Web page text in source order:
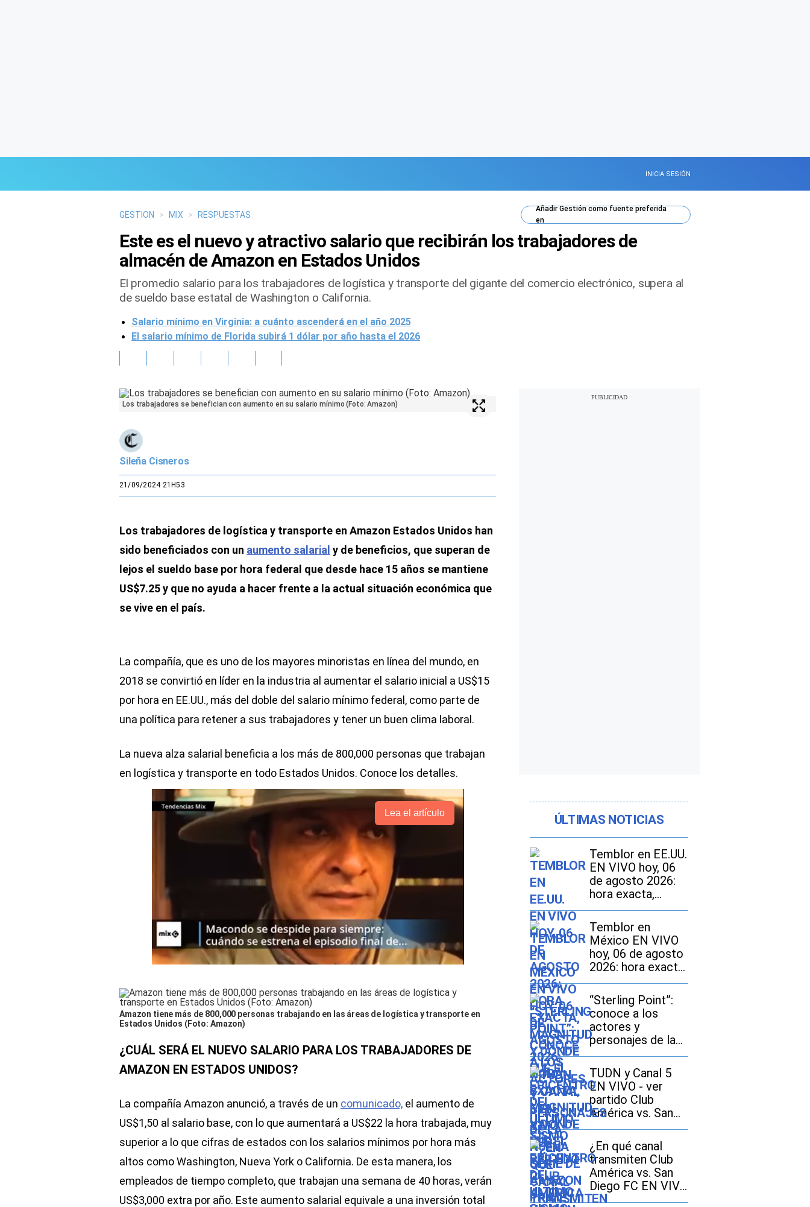
INICIA SESIÓN
GESTION > MIX > RESPUESTAS
AñadirGestióncomo fuente preferida
en
Este es el nuevo y atractivo salario que recibirán los trabajadores de
almacén de Amazon en Estados Unidos
El promedio salario para los trabajadores de logística y transporte del gigante del comercio electrónico, supera al
de sueldo base estatal de Washington o California.
Salario mínimo en Virginia: a cuánto ascenderá en el año 2025
El salario mínimo de Florida subirá 1 dólar por año hasta el 2026
Los trabajadores se benefician con aumento en su salario mínimo (Foto: Amazon)
Sileña Cisneros
21/09/2024 21H53
Los trabajadores de logística y transporte en Amazon Estados Unidos han
sido beneficiados con un aumento salarial y de beneficios, que superan de
lejos el sueldo base por hora federal que desde hace 15 años se mantiene
US$7.25 y que no ayuda a hacer frente a la actual situación económica que
se vive en el país.
La compañía, que es uno de los mayores minoristas en línea del mundo, en
2018 se convirtió en líder en la industria al aumentar el salario inicial a US$15
por hora en EE.UU., más del doble del salario mínimo federal, como parte de
una política para retener a sus trabajadores y tener un buen clima laboral.
La nueva alza salarial beneficia a los más de 800,000 personas que trabajan
en logística y transporte en todo Estados Unidos. Conoce los detalles.
Lea el artículo
Amazon tiene más de 800,000 personas trabajando en las áreas de logística y transporte en
Estados Unidos (Foto: Amazon)
¿CUÁL SERÁ EL NUEVO SALARIO PARA LOS TRABAJADORES DE
AMAZON EN ESTADOS UNIDOS?
La compañía Amazon anunció, a través de un comunicado, el aumento de
US$1,50 al salario base, con lo que aumentará a US$22 la hora trabajada, muy
superior a lo que cifras de estados con los salarios mínimos por hora más
altos como Washington, Nueva York o California. De esta manera, los
empleados de tiempo completo, que trabajan una semana de 40 horas, verán
US$3,000 extra por año. Este aumento salarial equivale a una inversión total
ÚLTIMAS NOTICIAS
Temblor en EE.UU.
EN VIVO hoy, 06
de agosto 2026:
hora exacta,
magnitud y dónde
fue el epicentro
del último sismo
Temblor en
México EN VIVO
hoy, 06 de agosto
2026: hora exacta,
magnitud y dónde
fue el epicentro
del último sismo
“Sterling Point”:
conoce a los
actores y
personajes de la
nueva serie de
Amazon Prime
Video
TUDN y Canal 5
EN VIVO - ver
partido Club
América vs. San
Diego FC GRATIS
en TV abierta
¿En qué canal
transmiten Club
América vs. San
Diego FC EN VIVO
hoy por la